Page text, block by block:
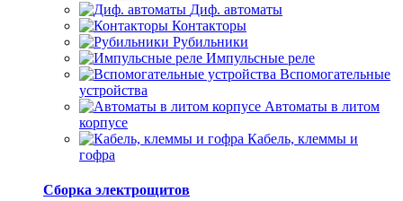
Диф. автоматы
Контакторы
Рубильники
Импульсные реле
Вспомогательные
устройства
Автоматы в литом
корпусе
Кабель, клеммы и
гофра
Сборка электрощитов